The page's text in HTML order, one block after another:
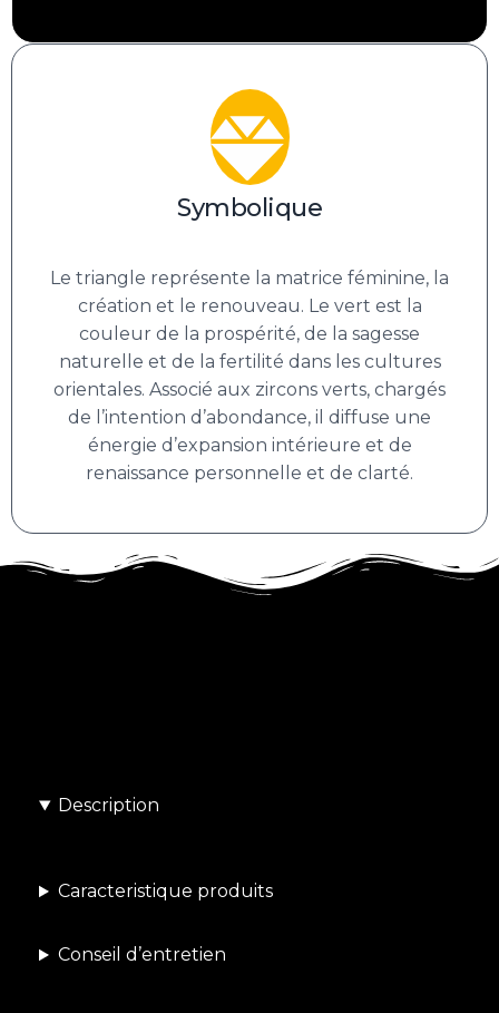
Symbolique
Le triangle représente la matrice féminine, la
création et le renouveau. Le vert est la
couleur de la prospérité, de la sagesse
naturelle et de la fertilité dans les cultures
orientales. Associé aux zircons verts, chargés
de l’intention d’abondance, il diffuse une
énergie d’expansion intérieure et de
renaissance personnelle et de clarté.
Description
Caracteristique produits
Conseil d’entretien